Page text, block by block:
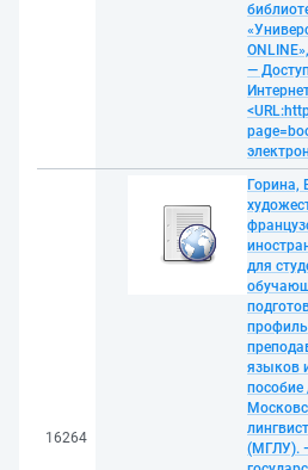
—
16264
Горина,
для
профиль
языков
пособие
(МГЛУ).